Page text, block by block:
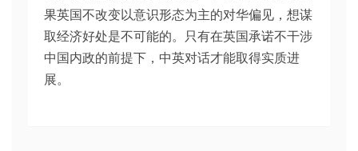
果英国不改变以意识形态为主的对华偏见，想谋
取经济好处是不可能的。只有在英国承诺不干涉
中国内政的前提下，中英对话才能取得实质进
展。